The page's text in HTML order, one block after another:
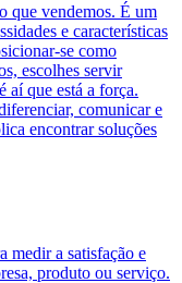
que vendemos. É um
e características
se como
escolhes servir
que está a força.
comunicar e
encontrar soluções
medir a satisfação e
produto ou serviço.